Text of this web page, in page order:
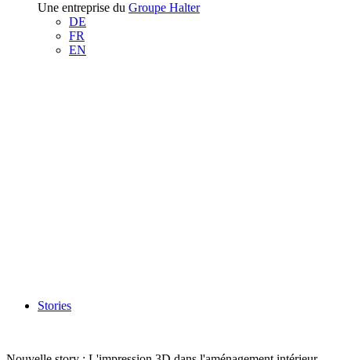
Une entreprise du Groupe Halter
DE
FR
EN
Stories